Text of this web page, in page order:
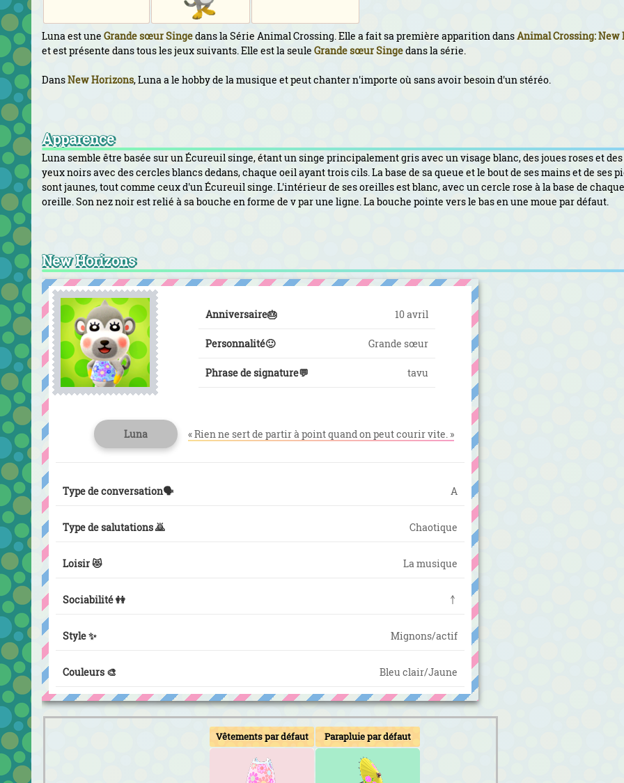
Luna est une Grande sœurSingedans la Série Animal Crossing. Elle a fait sa première apparition dansAnimal Crossing: New
et est présente dans tous les jeux suivants. Elle est la seule Grande sœurSingedans la série.
DansNew Horizons, Luna a le hobby de la musique et peut chanter n'importe où sans avoir besoin d'un stéréo.
Apparence
Luna semble être basée sur un Écureuil singe, étant un singe principalement gris avec un visage blanc, des joues roses et des
yeux noirs avec des cercles blancs dedans, chaque oeil ayant trois cils. La base de sa queue et le bout de ses mains et de ses
sont jaunes, tout comme ceux d'un Écureuil singe. L'intérieur de ses oreilles est blanc, avec un cercle rose à la base de chaque
oreille. Son nez noir est relié à sa bouche en forme de v par une ligne. La bouche pointe vers le bas en une moue par défaut.
New Horizons
Anniversaire🎂 10 avril
Personnalité🙂 Grande sœur
Phrase de signature💬 tavu
Luna « Rien ne sert de partir à point quand on peut courir vite. »
Type de conversation🗣️ A
Type de salutations 🙇 Chaotique
Loisir 😻 La musique
Sociabilité 👭 ↑
Style ✨ Mignons/actif
Couleurs 🎨 Bleu clair/Jaune
Vêtements par défaut Parapluie par défaut